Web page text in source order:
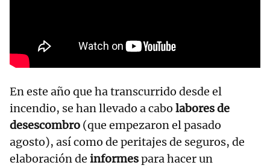
En este año que ha transcurrido desde el
incendio, se han llevado a cabo labores de
desescombro (que empezaron el pasado
agosto), así como de peritajes de seguros, de
elaboración de informespara hacer un